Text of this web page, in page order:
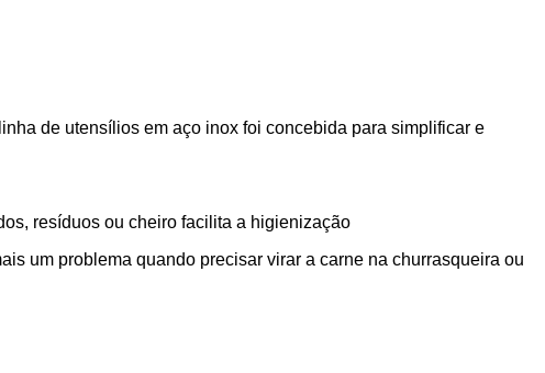
de utensílios em aço inox foi concebida para simplificar e
resíduos ou cheiro facilita a higienização
um problema quando precisar virar a carne na churrasqueira ou